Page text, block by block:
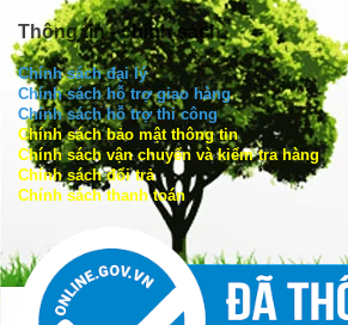
Thông tin - chính sách
Chính sách đại lý
Chính sách hỗ trợ giao hàng
Chính sách hỗ trợ thi công
Chính sách bảo mật thông tin
Chính sách vận chuyển và kiểm tra hàng
Chính sách đổi trả
Chính sách thanh toán